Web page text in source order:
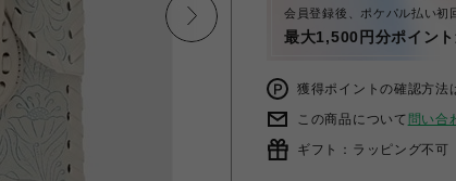
会員登録後、ポケパル払い初
最大1,500円分ポイン
獲得ポイントの確認方法
この商品について 問い合
ギフト：ラッピング不可